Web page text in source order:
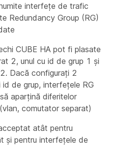
interfețe de trafic
Redundancy Group (RG)
CUBE HA pot fi plasate
2, unul cu id de grup 1 și
Dacă configurați 2
de grup, interfețele RG
aparțină diferitelor
comutator separat)
atât pentru
și pentru interfețele de